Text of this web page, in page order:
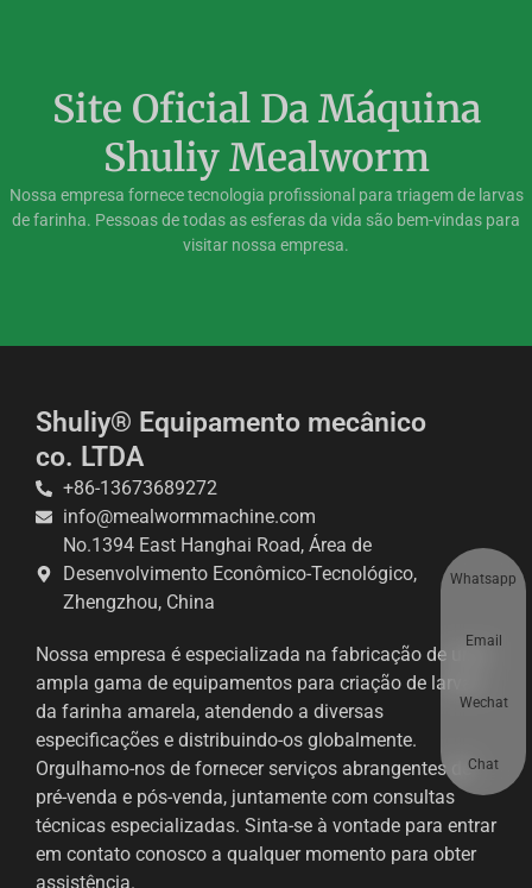
Site Oficial Da Máquina
Shuliy Mealworm
Nossa empresa fornece tecnologia profissional para triagem de larvas
de farinha. Pessoas de todas as esferas da vida são bem-vindas para
visitar nossa empresa.
Shuliy® Equipamento mecânico
co. LTDA
+86-13673689272
info@mealwormmachine.com
No.1394 East Hanghai Road, Área de
Desenvolvimento Econômico-Tecnológico,
Zhengzhou, China
Nossa empresa é especializada na fabricação de uma
ampla gama de equipamentos para criação de larvas
da farinha amarela, atendendo a diversas
especificações e distribuindo-os globalmente.
Orgulhamo-nos de fornecer serviços abrangentes de
pré-venda e pós-venda, juntamente com consultas
técnicas especializadas. Sinta-se à vontade para entrar
em contato conosco a qualquer momento para obter
assistência.
Whatsapp
Email
Wechat
Chat